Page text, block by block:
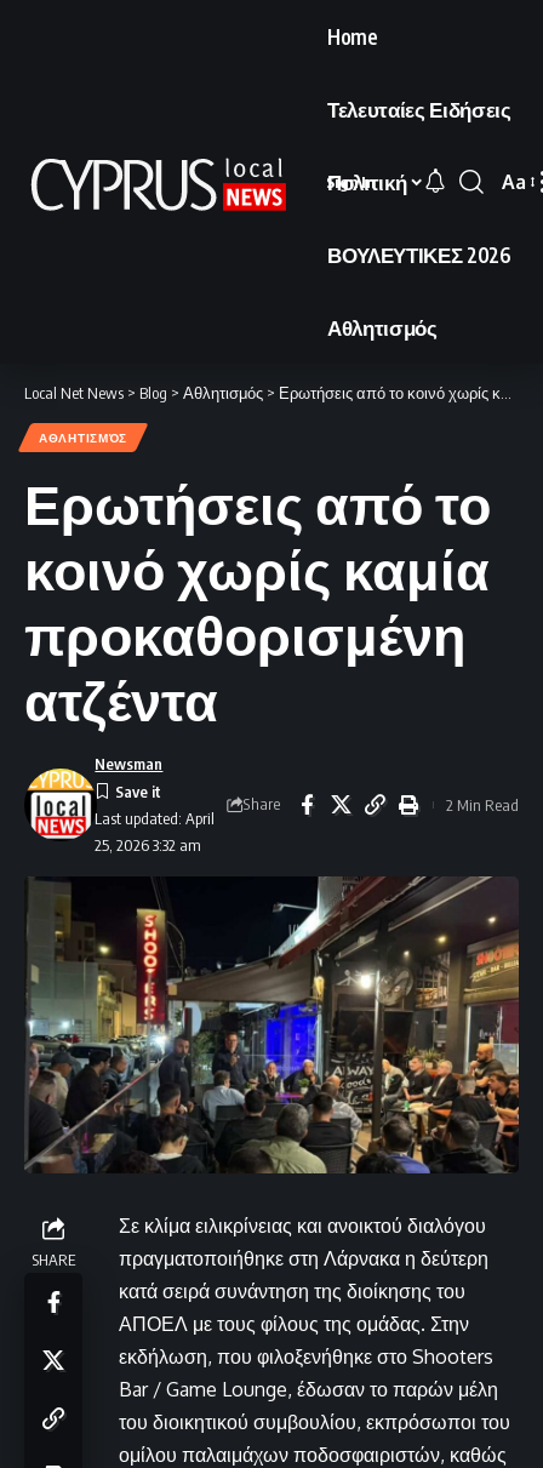
Home
Τελευταίες Ειδήσεις
Πολιτική
ΒΟΥΛΕΥΤΙΚΕΣ 2026
Αθλητισμός
Sign In
Font
Aa
Local Net News > Blog > Αθλητισμός > Ερωτήσεις από το κοινό χωρίς καμία προκαθορισμένη ατζέντα
ΑΘΛΗΤΙΣΜΌΣ
Ερωτήσεις από το
κοινό χωρίς καμία
προκαθορισμένη
ατζέντα
Last updated: April
25, 2026 3:32 am
Newsman
Share 2 Min Read
SHARE
Σε κλίμα ειλικρίνειας και ανοικτού διαλόγου
πραγματοποιήθηκε στη Λάρνακα η δεύτερη
κατά σειρά συνάντηση της διοίκησης του
ΑΠΟΕΛ με τους φίλους της ομάδας. Στην
εκδήλωση, που φιλοξενήθηκε στο Shooters
Bar / Game Lounge, έδωσαν το παρών μέλη
του διοικητικού συμβουλίου, εκπρόσωποι του
ομίλου παλαιμάχων ποδοσφαιριστών, καθώς